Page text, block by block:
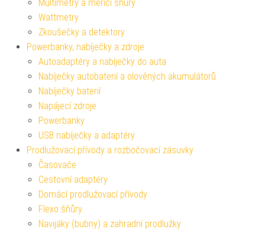
Multimetry a měřící šňůry
Wattmetry
Zkoušečky a detektory
Powerbanky, nabíječky a zdroje
Autoadaptéry a nabíječky do auta
Nabíječky autobaterií a olověných akumulátorů
Nabíječky baterií
Napájecí zdroje
Powerbanky
USB nabíječky a adaptéry
Prodlužovací přívody a rozbočovací zásuvky
Časovače
Cestovní adaptéry
Domácí prodlužovací přívody
Flexo šňůry
Navijáky (bubny) a zahradní prodlužky